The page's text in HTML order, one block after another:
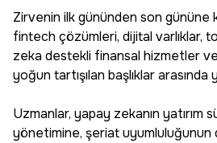
Zirvenin ilk gününden son gününe
fintech çözümleri, dijital varlıklar,
zeka destekli finansal hizmetler
yoğun tartışılan başlıklar arasında
Uzmanlar, yapay zekanın yatırım
yönetimine, şeriat